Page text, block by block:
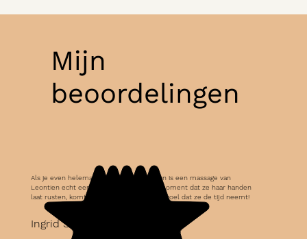
Mijn
beoordelingen
Als je even helemaal wilt ontstressen dan is een massage van
Leontien echt een aanrader. Vooral het moment dat ze haar handen
laat rusten, komt de pure ontspanning. Ik voel dat ze de tijd neemt!
Ingrid S.